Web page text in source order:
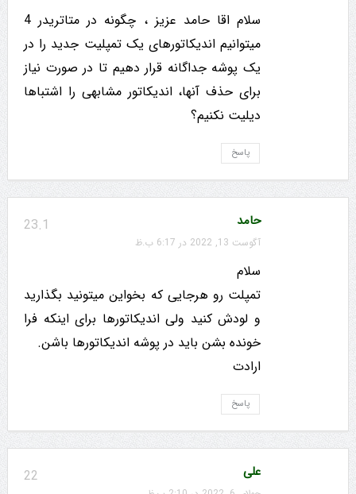
سلام اقا حامد عزیز ، چگونه در متاتریدر 4
میتوانیم اندیکاتورهای یک تمپلیت جدید را در
یک پوشه جداگانه قرار دهیم تا در صورت نیاز
برای حذف آنها، اندیکاتور مشابهی را اشتباها
دیلیت نکنیم؟
پاسخ
23.1 حامد
آگوست 13, 2022 در 6:17 ب.ظ
سلام
تمپلت رو هرجایی که بخواین میتونید بگذارید
و لودش کنید ولی اندیکاتورها برای اینکه فرا
خونده بشن باید در پوشه اندیکاتورها باشن.
ارادت
پاسخ
22 علی